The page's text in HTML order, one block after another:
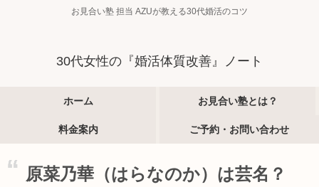
お見合い塾 担当 AZUが教える30代婚活のコツ
30代女性の『婚活体質改善』ノート
ホーム お見合い塾とは？
料金案内 ご予約・お問い合わせ
原菜乃華（はらなのか）は芸名？